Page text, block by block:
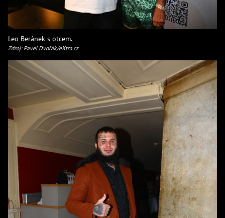
Leo Beránek s otcem.
Zdroj: Pavel Dvořák/eXtra.cz